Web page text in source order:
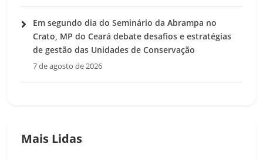
Em segundo dia do Seminário da Abrampa no
Crato, MP do Ceará debate desafios e estratégias
de gestão das Unidades de Conservação
7 de agosto de 2026
Mais Lidas